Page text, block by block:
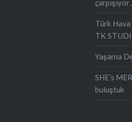
Türk Hava
TK
Yaşama
SHE’s
buluştuk